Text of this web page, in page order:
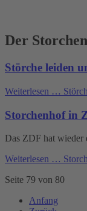
Der
Störche leiden
Weiterlesen …
Storchenhof in
Das ZDF hat wieder
Weiterlesen …
Seite 79 von 80
Anfang